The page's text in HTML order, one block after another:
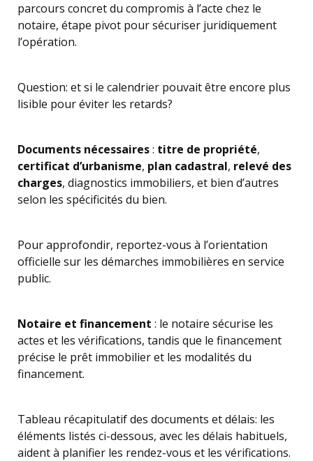
parcours concret du compromis à l’acte chez le
notaire, étape pivot pour sécuriser juridiquement
l’opération.
Question: et si le calendrier pouvait être encore plus
lisible pour éviter les retards?
Documents nécessaires: titre de propriété,
certificat d’urbanisme, plan cadastral, relevé des
charges, diagnostics immobiliers, et bien d’autres
selon les spécificités du bien.
Pour approfondir, reportez-vous à l’orientation
officielle sur les démarches immobilières en service
public.
Notaire et financement : le notaire sécurise les
actes et les vérifications, tandis que le financement
précise le prêt immobilier et les modalités du
financement.
Tableau récapitulatif des documents et délais: les
éléments listés ci-dessous, avec les délais habituels,
aident à planifier les rendez-vous et les vérifications.